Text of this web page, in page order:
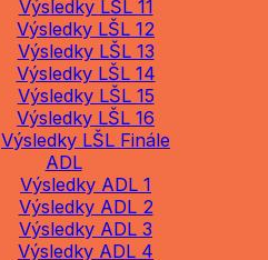
Výsledky LŠL 11
Výsledky LŠL 12
Výsledky LŠL 13
Výsledky LŠL 14
Výsledky LŠL 15
Výsledky LŠL 16
Výsledky LŠL Finále
ADL
Výsledky ADL 1
Výsledky ADL 2
Výsledky ADL 3
Výsledky ADL 4